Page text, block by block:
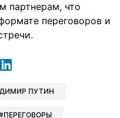
партнерам, что
переговоров и
в Facebook
в Xв Viber
в Whatsapp
отправить в Messenger
отправить в LinkedIn
ПУТИН
ПЕРЕГОВОРЫ